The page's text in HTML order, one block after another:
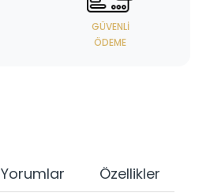
GÜVENLI
ÖDEME
Yorumlar Özellikler